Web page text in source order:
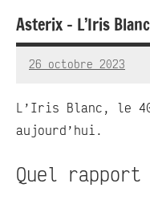
Asterix – L’Iris Blanc
26 octobre 2023
RedBug
1
L’Iris Blanc, le
aujourd’hui.
Quel rapport